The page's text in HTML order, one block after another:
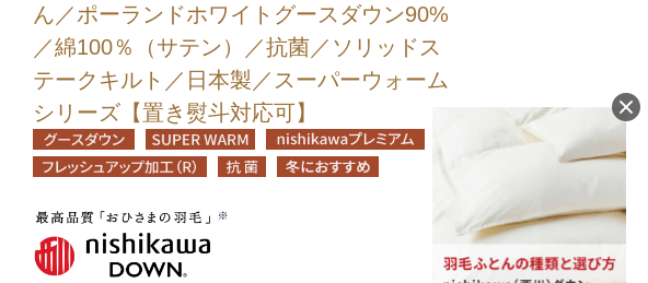
ん／ポーランドホワイトグースダウン90%
／綿100％（サテン）／抗菌／ソリッドス
テークキルト／日本製／スーパーウォーム
シリーズ【置き熨斗対応可】